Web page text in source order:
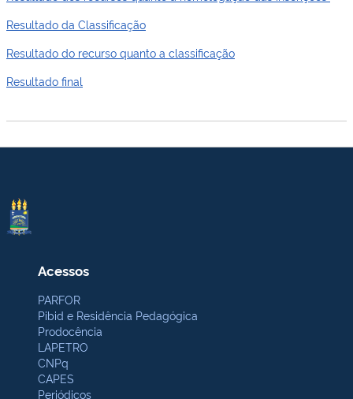
Resultado da Classificação
Resultado do recurso quanto a classificação
Resultado final
Acessos
PARFOR
Pibid e Residência Pedagógica
Prodocência
LAPETRO
CNPq
CAPES
Periódicos